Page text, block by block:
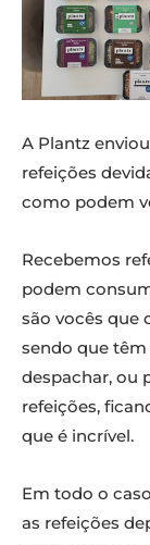
A Plantz
refeições
como podem
Recebemos
podem
são vocês que
sendo que têm
despachar, ou
refeições,
que é incrível.
Em todo o
as refeições